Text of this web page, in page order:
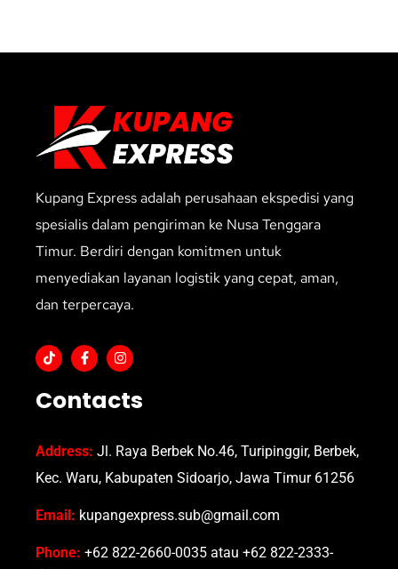
Kupang Express adalah perusahaan ekspedisi yang
spesialis dalam pengiriman ke Nusa Tenggara
Timur. Berdiri dengan komitmen untuk
menyediakan layanan logistik yang cepat, aman,
dan terpercaya.
Contacts
Address: Jl. Raya Berbek No.46, Turipinggir, Berbek,
Kec. Waru, Kabupaten Sidoarjo, Jawa Timur 61256
Email: kupangexpress.sub@gmail.com
Phone: +62 822-2660-0035 atau +62 822-2333-